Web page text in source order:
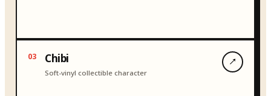
예시
03 Chibi
Soft-vinyl collectible character
↗